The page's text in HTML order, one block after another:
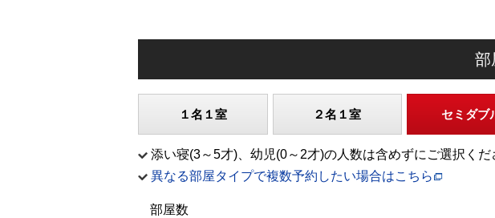
部
１名１室 ２名１室 セミダブ
添い寝(3～5才)、幼児(0～2才)の人数は含めずにご選択く
異なる部屋タイプで複数予約したい場合はこちら
部屋数